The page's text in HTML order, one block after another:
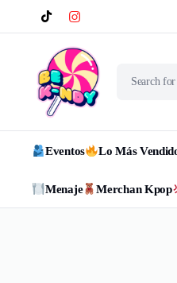
Eventos Lo Más
Menaje Merchan Kpop